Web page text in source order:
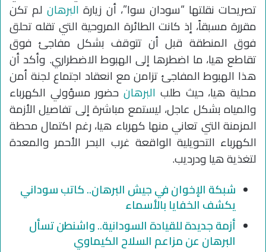
تصريحات نقلتها “سودان سوا”، أن زيارة البرهانلم تكن
مقررة مسبقاً، إذ كانت الطائرة المروحية التي تقله تحلق
فوق المنطقة قبل أن تتوقف بشكل مفاجئ فوق
تقاطع هيا، ما اضطرها إلى الهبوط الاضطراري. وأكد أن
هذا الهبوط المفاجئ تزامن مع انعقاد اجتماع لجنة أمن
محلية هيا، حيث طلب البرهانحضور مسؤولي الكهرباء
والمياه بشكل عاجل، ليستمع مباشرة إلى تفاصيل الأزمة
المزمنة التي تعاني منها كهرباء هيا، رغم اكتمال محطة
الكهرباء التحويلية الواقعة غرب البحر الأحمر والمعدة
لتغذية هيا ودرديب.
شبكة الإخوان في جيش البرهان.. كاتب سوداني
يكشف الخفايا بالأسماء
أزمة جديدة للقيادة السودانية.. واشنطن تسأل
البرهان عن مزاعم السلاح الكيماوي